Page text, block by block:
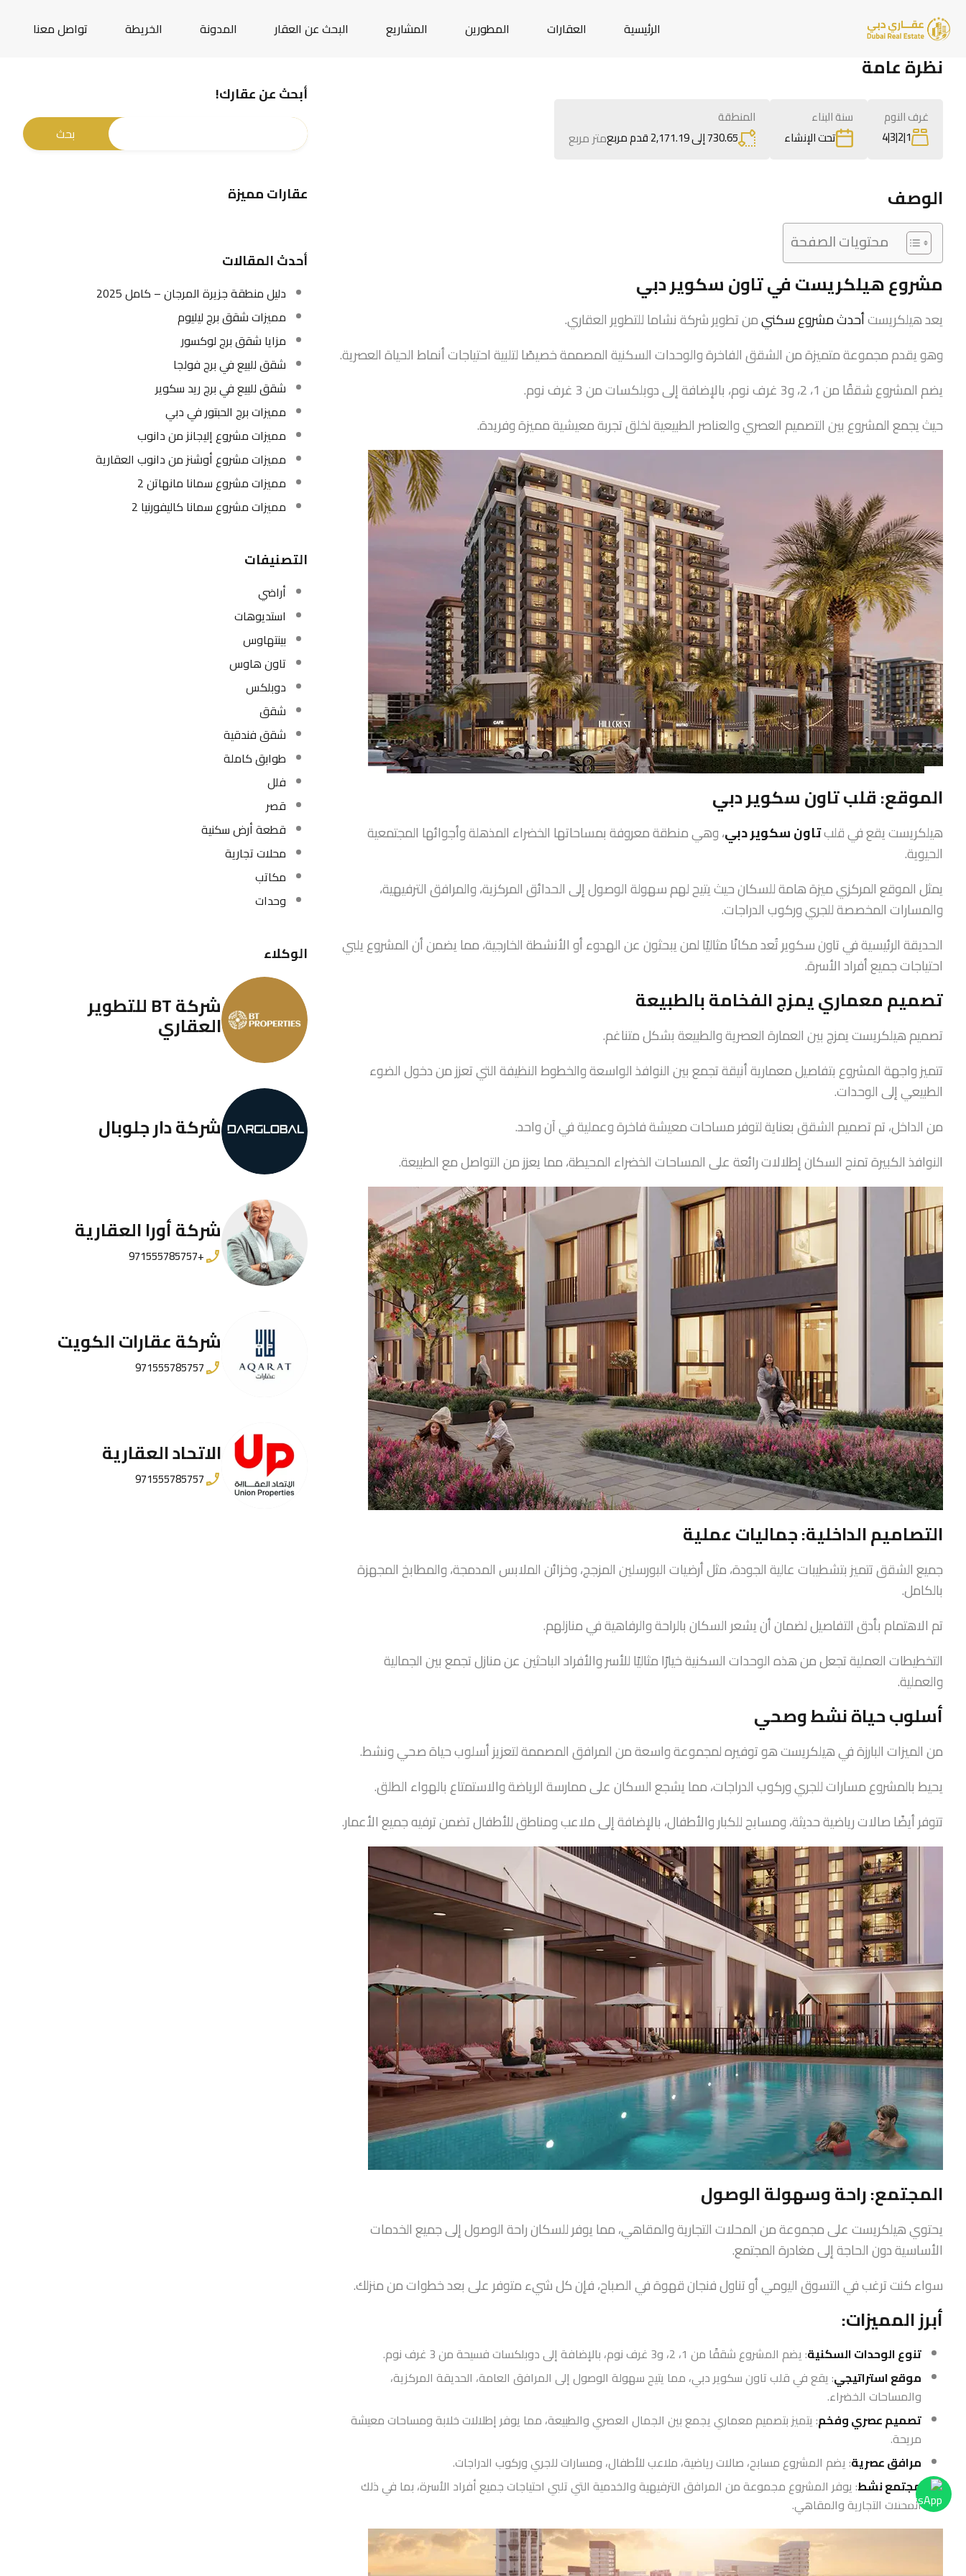
الرئيسية العقارات المطورين المشاريع البحث عن العقار المدونة الخريطة تواصل معنا
نظرة عامة
غرف النوم
1|2|3|4
سنة البناء
تحت الإنشاء
المنطقة
730.65 إلى 2,171.19 قدم مربع
متر مربع
الوصف
محتويات الصفحة
مشروع هيلكريست في تاون سكوير دبي
يعد هيلكريستأحدث مشروع سكنيمن تطوير شركة نشاما للتطوير العقاري.
وهو يقدم مجموعة متميزة من الشقق الفاخرة والوحدات السكنية المصممة خصيصًا لتلبية احتياجات أنماط الحياة العصرية.
يضم المشروع شققًا من 1، 2، و3 غرف نوم، بالإضافة إلى دوبلكسات من 3 غرف نوم.
حيث يجمع المشروع بين التصميم العصري والعناصر الطبيعية لخلق تجربة معيشية مميزة وفريدة.
الموقع: قلب تاون سكوير دبي
هيلكريست يقع في قلبتاون سكوير دبي، وهي منطقة معروفة بمساحاتها الخضراء المذهلة وأجوائها المجتمعية
الحيوية.
يمثل الموقع المركزي ميزة هامة للسكان حيث يتيح لهم سهولة الوصول إلى الحدائق المركزية، والمرافق الترفيهية،
والمسارات المخصصة للجري وركوب الدراجات.
الحديقة الرئيسية في تاون سكوير تُعد مكانًا مثاليًا لمن يبحثون عن الهدوء أو الأنشطة الخارجية، مما يضمن أن المشروع يلبي
احتياجات جميع أفراد الأسرة.
تصميم معماري يمزج الفخامة بالطبيعة
تصميم هيلكريست يمزج بين العمارة العصرية والطبيعة بشكل متناغم.
تتميز واجهة المشروع بتفاصيل معمارية أنيقة تجمع بين النوافذ الواسعة والخطوط النظيفة التي تعزز من دخول الضوء
الطبيعي إلى الوحدات.
من الداخل، تم تصميم الشقق بعناية لتوفر مساحات معيشة فاخرة وعملية في آن واحد.
النوافذ الكبيرة تمنح السكان إطلالات رائعة على المساحات الخضراء المحيطة، مما يعزز من التواصل مع الطبيعة.
التصاميم الداخلية: جماليات عملية
جميع الشقق تتميز بتشطيبات عالية الجودة، مثل أرضيات البورسلين المزجج، وخزائن الملابس المدمجة، والمطابخ المجهزة
بالكامل.
تم الاهتمام بأدق التفاصيل لضمان أن يشعر السكان بالراحة والرفاهية في منازلهم.
التخطيطات العملية تجعل من هذه الوحدات السكنية خيارًا مثاليًا للأسر والأفراد الباحثين عن منازل تجمع بين الجمالية
والعملية.
أسلوب حياة نشط وصحي
من الميزات البارزة في هيلكريست هو توفيره لمجموعة واسعة من المرافق المصممة لتعزيز أسلوب حياة صحي ونشط.
يحيط بالمشروع مسارات للجري وركوب الدراجات، مما يشجع السكان على ممارسة الرياضة والاستمتاع بالهواء الطلق.
تتوفر أيضًا صالات رياضية حديثة، ومسابح للكبار والأطفال، بالإضافة إلى ملاعب ومناطق للأطفال تضمن ترفيه جميع الأعمار.
المجتمع: راحة وسهولة الوصول
يحتوي هيلكريست على مجموعة من المحلات التجارية والمقاهي، مما يوفر للسكان راحة الوصول إلى جميع الخدمات
الأساسية دون الحاجة إلى مغادرة المجتمع.
سواء كنت ترغب في التسوق اليومي أو تناول فنجان قهوة في الصباح، فإن كل شيء متوفر على بعد خطوات من منزلك.
أبرز المميزات:
تنوع الوحدات السكنية: يضم المشروع شققًا من 1، 2، و3 غرف نوم، بالإضافة إلى دوبلكسات فسيحة من 3 غرف نوم.
موقع استراتيجي: يقع في قلب تاون سكوير دبي، مما يتيح سهولة الوصول إلى المرافق العامة، الحديقة المركزية،
والمساحات الخضراء.
تصميم عصري وفخم: يتميز بتصميم معماري يجمع بين الجمال العصري والطبيعة، مما يوفر إطلالات خلابة ومساحات معيشة
مريحة.
مرافق عصرية: يضم المشروع مسابح، صالات رياضية، ملاعب للأطفال، ومسارات للجري وركوب الدراجات.
مجتمع نشط: يوفر المشروع مجموعة من المرافق الترفيهية والخدمية التي تلبي احتياجات جميع أفراد الأسرة، بما في ذلك
المحلات التجارية والمقاهي.
أبحث عن عقارك!
عقارات مميزة
أحدث المقالات
دليل منطقة جزيرة المرجان – كامل 2025
مميزات شقق برج ليليوم
مزايا شقق برج لوكسور
شقق للبيع في برج فولجا
شقق للبيع في برج ريد سكوير
مميزات برج الحبتور في دبي
مميزات مشروع إليجانز من دانوب
مميزات مشروع أوشنز من دانوب العقارية
مميزات مشروع سمانا مانهاتن 2
مميزات مشروع سمانا كاليفورنيا 2
التصنيفات
أراضي
استديوهات
بينتهاوس
تاون هاوس
دوبلكس
شقق
شقق فندقية
طوابق كاملة
فلل
قصر
قطعة أرض سكنية
محلات تجارية
مكاتب
وحدات
الوكلاء
شركة BT للتطوير
العقاري
شركة دار جلوبال
شركة أورا العقارية
+971555785757
شركة عقارات الكويت
971555785757
الاتحاد العقارية
971555785757